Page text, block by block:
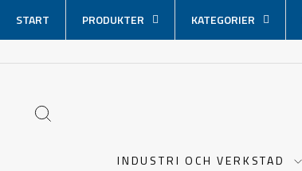
över
innehåll
START PRODUKTER KATEGORIER
INDUSTRI OCH VERKSTAD